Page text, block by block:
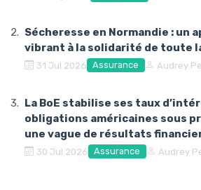
Sécheresse en Normandie : un
vibrant à la solidarité de toute
31 Jul 2026 Assurance Audrey
La BoE stabilise ses taux
obligations américaines sous
une vague de résultats
30 Jul 2026 Assurance Audrey